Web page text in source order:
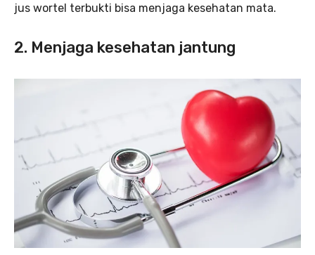
jus wortel terbukti bisa menjaga kesehatan mata.
2. Menjaga kesehatan jantung